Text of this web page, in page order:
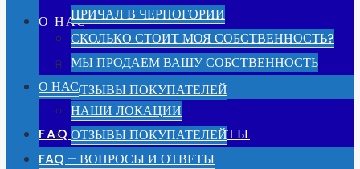
О НАС
НАШИ ЛОКАЦИИ
ОТЗЫВЫ ПОКУПАТЕЛЕЙ
FAQ – ВОПРОСЫ И ОТВЕТЫ
ПРИЧАЛ В ЧЕРНОГОРИИ
СКОЛЬКО СТОИТ МОЯ СОБСТВЕННОСТЬ?
МЫ ПРОДАЕМ ВАШУ СОБСТВЕННОСТЬ
О НАС
НАШИ ЛОКАЦИИ
ОТЗЫВЫ ПОКУПАТЕЛЕЙ
FAQ – ВОПРОСЫ И ОТВЕТЫ